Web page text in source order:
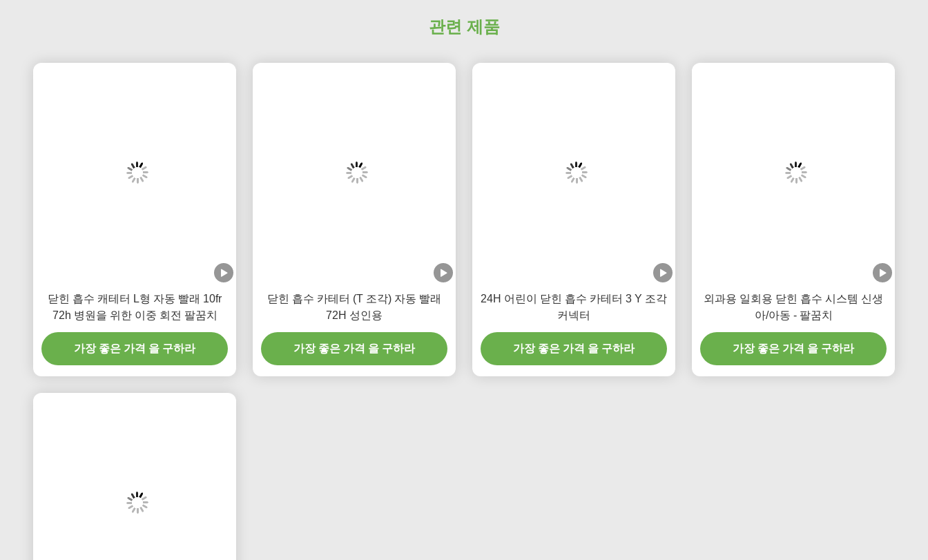
관련 제품
닫힌 흡수 캐테터 L형 자동 빨래 10fr
72h 병원을 위한 이중 회전 팔꿈치
가장 좋은 가격 을 구하라
닫힌 흡수 카테터 (T 조각) 자동 빨래
72H 성인용
가장 좋은 가격 을 구하라
24H 어린이 닫힌 흡수 카테터 3 Y 조각
커넥터
가장 좋은 가격 을 구하라
외과용 일회용 닫힌 흡수 시스템 신생
아/아동 - 팔꿈치
가장 좋은 가격 을 구하라